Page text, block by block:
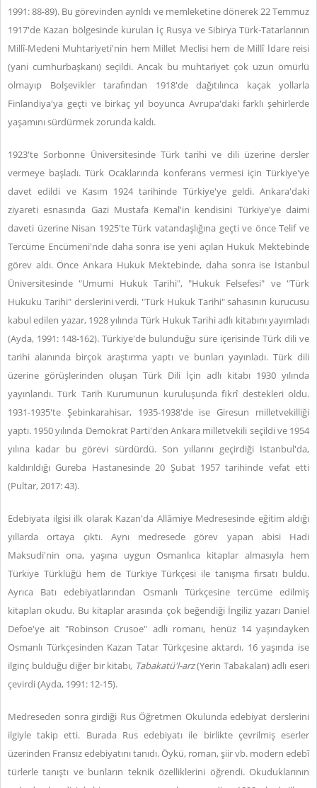
1991: 88-89). Bu görevinden ayrıldı ve memleketine dönerek 22 Temmuz
1917'de Kazan bölgesinde kurulan İç Rusya ve Sibirya Türk-Tatarlarının
Millî-Medeni Muhtariyeti'nin hem Millet Meclisi hem de Millî İdare reisi
(yani cumhurbaşkanı) seçildi. Ancak bu muhtariyet çok uzun ömürlü
olmayıp Bolşevikler tarafından 1918'de dağıtılınca kaçak yollarla
Finlandiya'ya geçti ve birkaç yıl boyunca Avrupa'daki farklı şehirlerde
yaşamını sürdürmek zorunda kaldı.
1923'te Sorbonne Üniversitesinde Türk tarihi ve dili üzerine dersler
vermeye başladı. Türk Ocaklarında konferans vermesi için Türkiye'ye
davet edildi ve Kasım 1924 tarihinde Türkiye'ye geldi. Ankara'daki
ziyareti esnasında Gazi Mustafa Kemal'in kendisini Türkiye'ye daimi
daveti üzerine Nisan 1925'te Türk vatandaşlığına geçti ve önce Telif ve
Tercüme Encümeni'nde daha sonra ise yeni açılan Hukuk Mektebinde
görev aldı. Önce Ankara Hukuk Mektebinde, daha sonra ise İstanbul
Üniversitesinde "Umumi Hukuk Tarihi", "Hukuk Felsefesi" ve "Türk
Hukuku Tarihi" derslerini verdi. "Türk Hukuk Tarihi" sahasının kurucusu
kabul edilen yazar, 1928 yılında Türk Hukuk Tarihi adlı kitabını yayımladı
(Ayda, 1991: 148-162). Türkiye'de bulunduğu süre içerisinde Türk dili ve
tarihi alanında birçok araştırma yaptı ve bunları yayınladı. Türk dili
üzerine görüşlerinden oluşan Türk Dili İçin adlı kitabı 1930 yılında
yayınlandı. Türk Tarih Kurumunun kuruluşunda fikrî destekleri oldu.
1931-1935'te Şebinkarahisar, 1935-1938'de ise Giresun milletvekilliği
yaptı. 1950 yılında Demokrat Parti'den Ankara milletvekili seçildi ve 1954
yılına kadar bu görevi sürdürdü. Son yıllarını geçirdiği İstanbul'da,
kaldırıldığı Gureba Hastanesinde 20 Şubat 1957 tarihinde vefat etti
(Pultar, 2017: 43).
Edebiyata ilgisi ilk olarak Kazan'da Allâmiye Medresesinde eğitim aldığı
yıllarda ortaya çıktı. Aynı medresede görev yapan abisi Hadi
Maksudi'nin ona, yaşına uygun Osmanlıca kitaplar almasıyla hem
Türkiye Türklüğü hem de Türkiye Türkçesi ile tanışma fırsatı buldu.
Ayrıca Batı edebiyatlarından Osmanlı Türkçesine tercüme edilmiş
kitapları okudu. Bu kitaplar arasında çok beğendiği İngiliz yazarı Daniel
Defoe'ye ait "Robinson Crusoe" adlı romanı, henüz 14 yaşındayken
Osmanlı Türkçesinden Kazan Tatar Türkçesine aktardı. 16 yaşında ise
ilginç bulduğu diğer bir kitabı, Tabakatü'l-arz(Yerin Tabakaları) adlı eseri
çevirdi (Ayda, 1991: 12-15).
Medreseden sonra girdiği Rus Öğretmen Okulunda edebiyat derslerini
ilgiyle takip etti. Burada Rus edebiyatı ile birlikte çevrilmiş eserler
üzerinden Fransız edebiyatını tanıdı. Öykü, roman, şiir vb. modern edebî
türlerle tanıştı ve bunların teknik özelliklerini öğrendi. Okuduklarının